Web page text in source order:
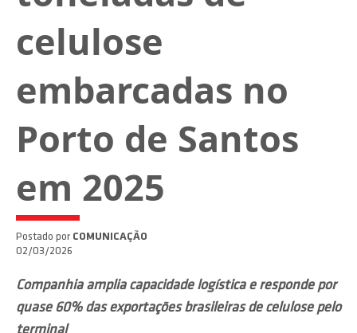
celulose
embarcadas no
Porto de Santos
em 2025
Postado por COMUNICAÇÃO
02/03/2026
Companhia amplia capacidade logística e responde por
quase 60% das exportações brasileiras de celulose pelo